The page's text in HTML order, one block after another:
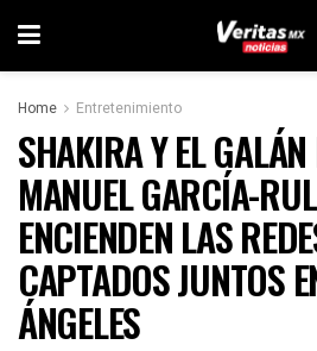
Home Entretenimiento
SHAKIRA Y EL
MANUEL GARCÍA-
ENCIENDEN LAS
CAPTADOS JUNTOS
ÁNGELES